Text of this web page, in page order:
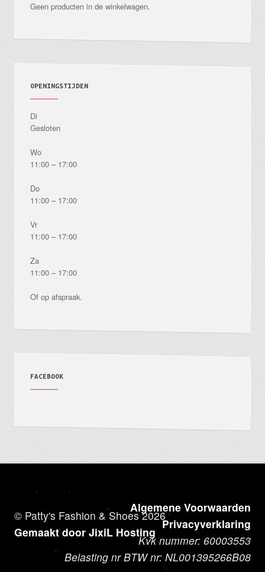
Geen producten in de winkelwagen.
OPENINGSTIJDEN
Di
Gesloten
Wo
11:00 – 17:00
Do
11:00 – 17:00
Vr
11:00 – 17:00
Za
11:00 – 17:00
Of op afspraak.
FACEBOOK
© Patty's Fashion & Shoes 2026
Gemaakt door JixiL Hosting
Algemene Voorwaarden
Privacyverklaring
Kvk nummer: 60003553
Belasting nr BTW nr: NL001395266B08